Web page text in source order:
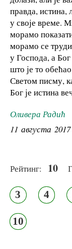
правда, истина,
у своје време.
морамо
морамо се
у Господа, а
што је то
Светом писму,
Бог је истина
Оливера Радић
11 августа
Рейтинг: 10
3 4
10